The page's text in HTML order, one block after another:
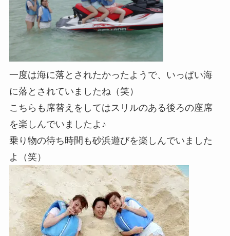
一度は海に落とされたかったようで、いっぱい海
に落とされていましたね（笑）
こちらも席替えをしてはスリルのある後ろの座席
を楽しんでいましたよ♪
乗り物の待ち時間も砂浜遊びを楽しんでいました
よ（笑）